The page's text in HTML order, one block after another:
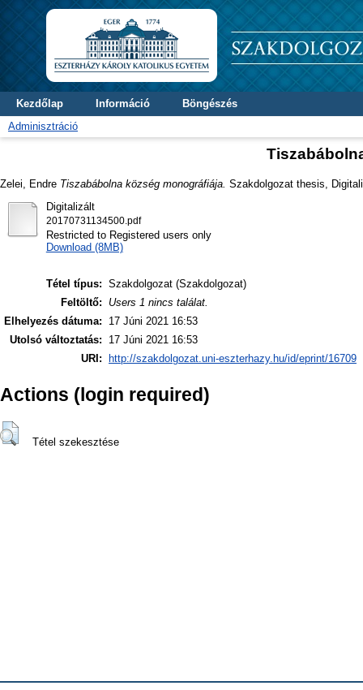
Kezdőlap Információ
Böngészés
Adminisztráció
Zelei, Endre Tiszabábolna község monográfiája. Szakdolgozat thesis,
Digitalizált
20170731134500.pdf
Restricted to Registered users only
Download (8MB)
Tétel típus: Szakdolgozat (Szakdolgozat)
Feltöltő:
Users 1 nincs találat.
Elhelyezés dátuma:
17 Júni 2021 16:53
Utolsó változtatás:
17 Júni 2021 16:53
URI:
http://szakdolgozat.uni-eszterhazy.hu/id/eprint/16709
Actions (login required)
Tétel szekesztése